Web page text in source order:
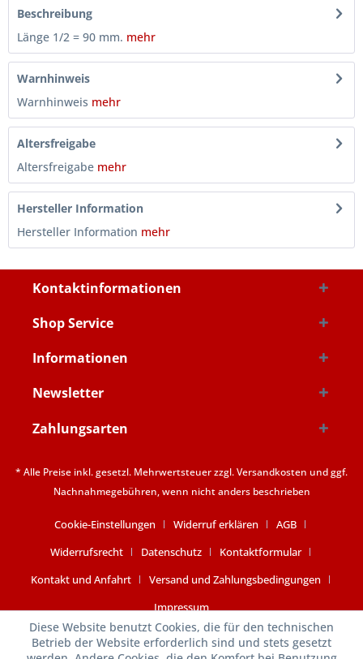
Beschreibung
Länge 1/2 = 90 mm. mehr
Warnhinweis
Warnhinweis mehr
Altersfreigabe
Altersfreigabe mehr
Hersteller Information
Hersteller Information mehr
Kontaktinformationen
Shop Service
Informationen
Newsletter
Zahlungsarten
* Alle Preise inkl. gesetzl. Mehrwertsteuer zzgl.Versandkosten und ggf.
Nachnahmegebühren, wenn nicht anders beschrieben
Cookie-Einstellungen Widerruf erklären
AGB
Widerrufsrecht
Datenschutz
Kontaktformular
Kontakt und Anfahrt
Versand und Zahlungsbedingungen
Impressum
Diese Website benutzt Cookies, die für den technischen
Betrieb der Website erforderlich sind und stets gesetzt